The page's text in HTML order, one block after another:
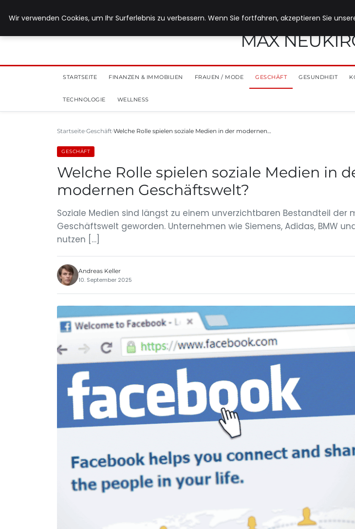
MAX
STARTSEITE FINANZEN & IMMOBILIEN FRAUEN / MODE GESCHÄFT GESUNDHEIT
TECHNOLOGIE WELLNESS
Startseite Geschäft Welche Rolle spielen soziale Medien in der modernen…
GESCHÄFT
Welche Rolle spielen soziale Medien in
modernen Geschäftswelt?
Soziale Medien sind längst zu einem unverzichtbaren Bestandteil der
Geschäftswelt geworden. Unternehmen wie Siemens, Adidas, BMW
nutzen […]
Andreas Keller
10. September 2025
Wir verwenden Cookies, um Ihr Surferlebnis zu verbessern. Wenn Sie fortfahren, akzeptieren Sie